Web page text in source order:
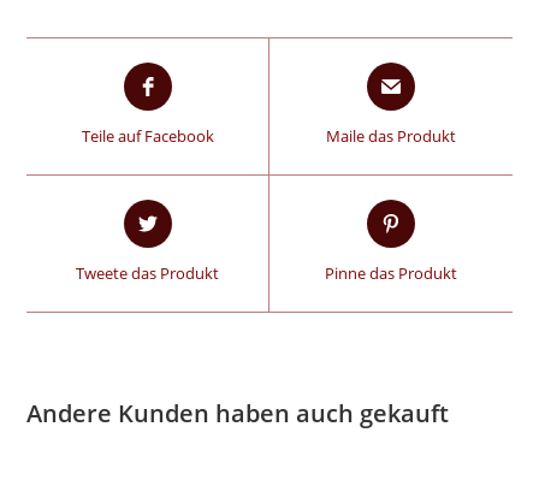
Teile auf Facebook Maile das Produkt
Tweete das Produkt Pinne das Produkt
Andere Kunden haben auch gekauft